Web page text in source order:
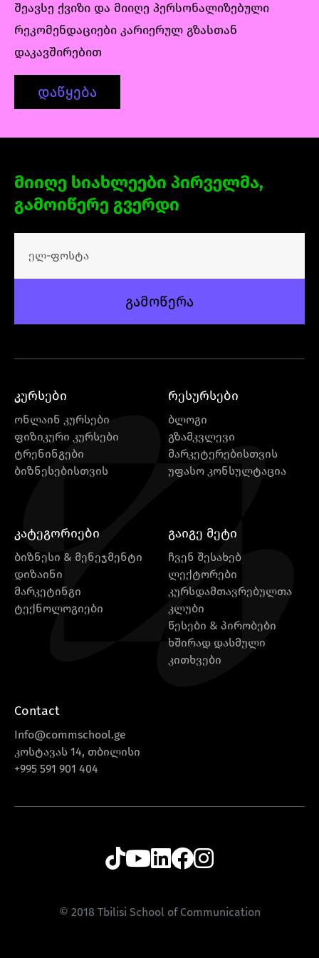
განვითარების კუთხით, კურსის დასასრულს
კი შექმნიან ინდივიდუალურ
პროექტს, რომლითაც შეკრავენ კურსის
განმავლობაში შექმნილ პორტფოლიოს.
შეავსე ქვიზი და მიიღე პერსონალიზებული
რეკომენდაციები კარიერულ გზასთან
დაკავშირებით
დაწყება
მიიღე სიახლეები პირველმა,
გამოიწერე გვერდი
გამოწერა
კურსები
ონლაინ კურსები
ფიზიკური კურსები
ტრენინგები
ბიზნესებისთვის
რესურსები
ბლოგი
გზამკვლევი
მარკეტერებისთვის
უფასო კონსულტაცია
კატეგორიები
ბიზნესი & მენეჯმენტი
დიზაინი
მარკეტინგი
ტექნოლოგიები
გაიგე მეტი
ჩვენ შესახებ
ლექტორები
კურსდამთავრებულთა
კლუბი
წესები & პირობები
ხშირად დასმული
კითხვები
Contact
Info@commschool.ge
კოსტავას 14, თბილისი
+995 591 901 404
© 2018 Tbilisi School of Communication